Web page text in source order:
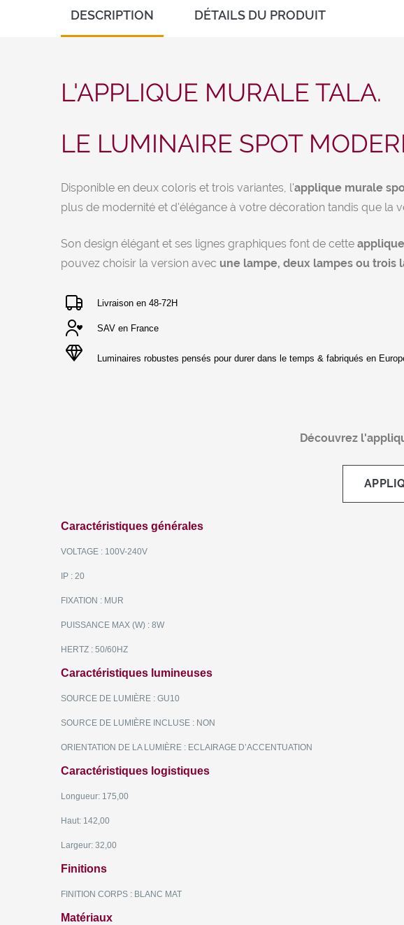
DESCRIPTION DÉTAILS DU PRODUIT
L'APPLIQUE MURALE TALA.
LE LUMINAIRE SPOT
Disponible en deux coloris et trois variantes, l'applique murale
plus de modernité et d'élégance à votre décoration tandis que la
Son design élégant et ses lignes graphiques font de cette
pouvez choisir la version avec une lampe, deux lampes ou trois
Livraison en 48-72H
SAV en France
Luminaires robustes pensés pour durer dans le temps & fabriqués en
Découvrez
Caractéristiques générales
VOLTAGE : 100V-240V
IP : 20
FIXATION : MUR
PUISSANCE MAX (W) : 8W
HERTZ : 50/60HZ
Caractéristiques lumineuses
SOURCE DE LUMIÈRE : GU10
SOURCE DE LUMIÈRE INCLUSE : NON
ORIENTATION DE LA LUMIÈRE : ECLAIRAGE D’ACCENTUATION
Caractéristiques logistiques
Longueur: 175,00
Haut: 142,00
Largeur: 32,00
Finitions
FINITION CORPS : BLANC MAT
Matériaux